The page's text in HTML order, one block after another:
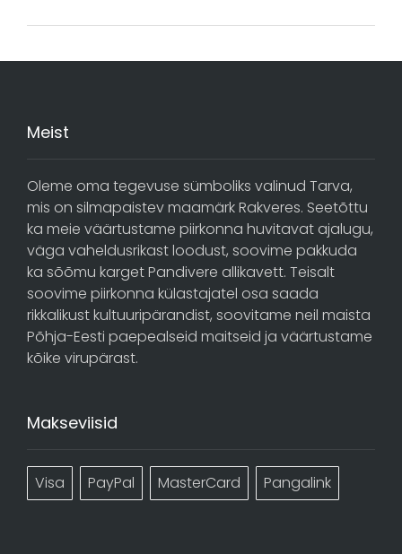
Meist
Oleme oma tegevuse sümboliks valinud Tarva,
mis on silmapaistev maamärk Rakveres. Seetõttu
ka meie väärtustame piirkonna huvitavat ajalugu,
väga vaheldusrikast loodust, soovime pakkuda
ka sõõmu karget Pandivere allikavett. Teisalt
soovime piirkonna külastajatel osa saada
rikkalikust kultuuripärandist, soovitame neil maista
Põhja-Eesti paepealseid maitseid ja väärtustame
kõike virupärast.
Makseviisid
Visa PayPal MasterCard Pangalink